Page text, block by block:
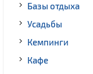
Базы отдыха
Усадьбы
Кемпинги
Кафе